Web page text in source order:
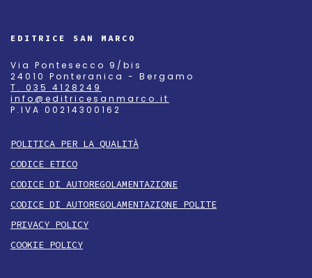
EDITRICE SAN MARCO
Via Pontesecco 9/bis
24010 Ponteranica - Bergamo
T. 035 4128249
info@editricesanmarco.it
P.IVA 00214300162
POLITICA PER LA QUALITÀ
CODICE ETICO
CODICE DI AUTOREGOLAMENTAZIONE
CODICE DI AUTOREGOLAMENTAZIONE POLITE
PRIVACY POLICY
COOKIE POLICY